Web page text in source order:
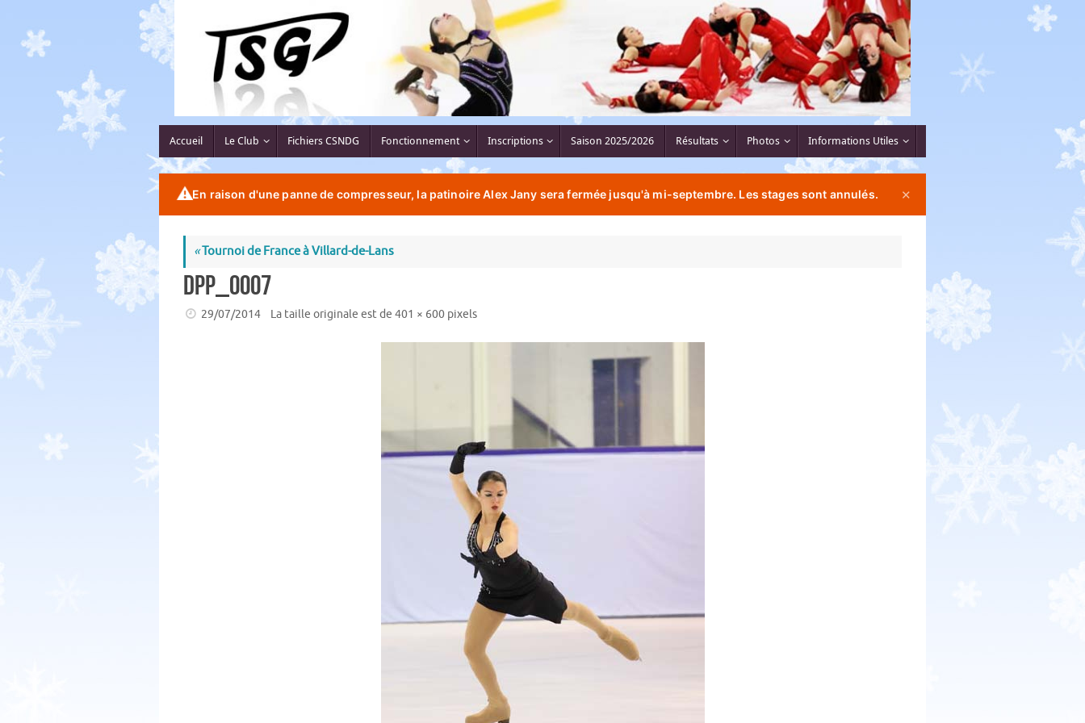
contenu
contenu
Accueil Le Club Fichiers CSNDG Fonctionnement Inscriptions Saison 2025/2026 Résultats Photos Informations Utiles
⚠️En raison d'une panne de compresseur, la patinoire Alex Jany sera fermée jusqu'à mi-septembre. Les stages sont annulés. ✕
«Tournoi de France à Villard-de-Lans
DPP_0007
29/07/2014 La taille originale est de401 × 600 pixels